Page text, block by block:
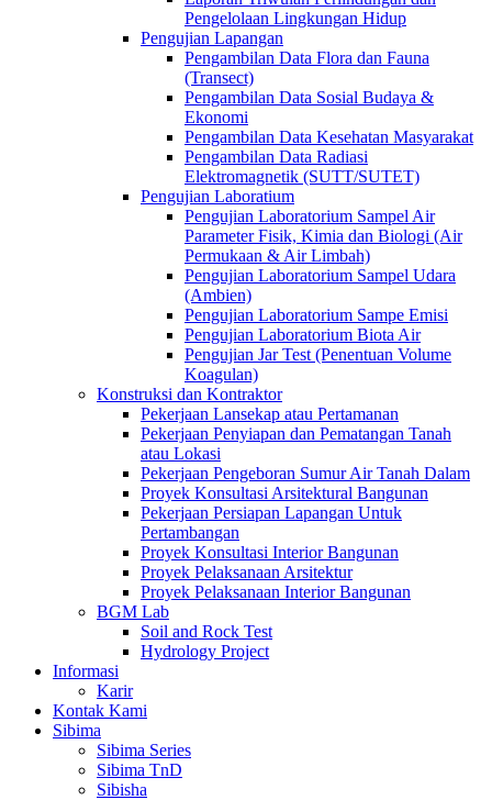
Pengelolaan Lingkungan Hidup
Pengujian Lapangan
Pengambilan Data Flora dan Fauna
(Transect)
Pengambilan Data Sosial Budaya &
Ekonomi
Pengambilan Data Kesehatan Masyarakat
Pengambilan Data Radiasi
Elektromagnetik (SUTT/SUTET)
Pengujian Laboratium
Pengujian Laboratorium Sampel Air
Parameter Fisik, Kimia dan Biologi (Air
Permukaan & Air Limbah)
Pengujian Laboratorium Sampel Udara
(Ambien)
Pengujian Laboratorium Sampe Emisi
Pengujian Laboratorium Biota Air
Pengujian Jar Test (Penentuan Volume
Koagulan)
Konstruksi dan Kontraktor
Pekerjaan Lansekap atau Pertamanan
Pekerjaan Penyiapan dan Pematangan Tanah
atau Lokasi
Pekerjaan Pengeboran Sumur Air Tanah Dalam
Proyek Konsultasi Arsitektural Bangunan
Pekerjaan Persiapan Lapangan Untuk
Pertambangan
Proyek Konsultasi Interior Bangunan
Proyek Pelaksanaan Arsitektur
Proyek Pelaksanaan Interior Bangunan
BGM Lab
Soil and Rock Test
Hydrology Project
Informasi
Karir
Kontak Kami
Sibima
Sibima Series
Sibima TnD
Sibisha